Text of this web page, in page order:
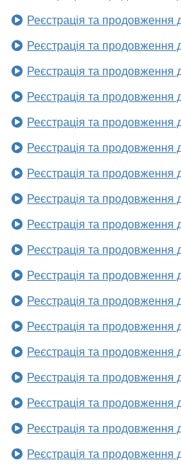
Реєстрація та продовження
Реєстрація та продовження
Реєстрація та продовження
Реєстрація та продовження
Реєстрація та продовження
Реєстрація та продовження
Реєстрація та продовження
Реєстрація та продовження
Реєстрація та продовження
Реєстрація та продовження
Реєстрація та продовження
Реєстрація та продовження
Реєстрація та продовження
Реєстрація та продовження
Реєстрація та продовження
Реєстрація та продовження
Реєстрація та продовження
Реєстрація та продовження